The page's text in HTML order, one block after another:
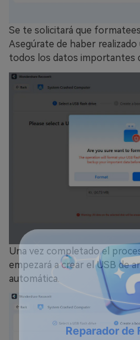
Se te solicitará que
Asegúrate de haber realizado
todos los datos importantes
Una vez completado el
empezará a crear el USB de
automática.